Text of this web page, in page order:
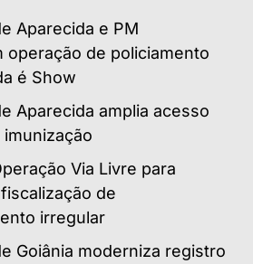
Aparecida e PM
operação de policiamento
é Show
Aparecida amplia acesso
Via Livre para
de
irregular
Goiânia moderniza registro